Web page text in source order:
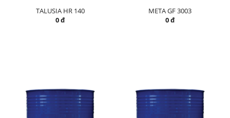
TALUSIA HR 140
0 đ
META GF 3003
0 đ